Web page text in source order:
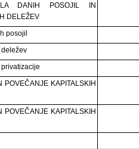
DANIH POSOJIL IN
DELEŽEV
posojil
deležev
POVEČANJE KAPITALSKIH
POVEČANJE KAPITALSKIH